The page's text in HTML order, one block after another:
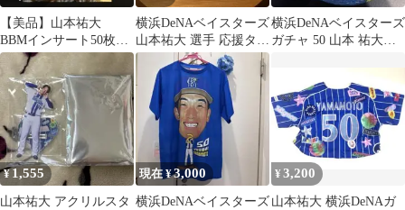
【美品】山本祐大
BBMインサート50枚限
定 横浜DeNAベイスタ
ーズ
横浜DeNAベイスターズ
山本祐大 選手 応援タオ
ル
横浜DeNAベイスターズ
ガチャ 50 山本 祐大選
¥1,555
山本祐大 アクリルスタ
現在 ¥3,000
横浜DeNAベイスターズ
¥3,200
山本祐大 横浜DeNAガ